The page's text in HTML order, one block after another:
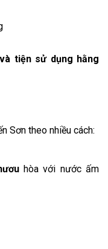
tiện sử dụng hằng
Sơn theo nhiều cách:
hòa với nước ấm